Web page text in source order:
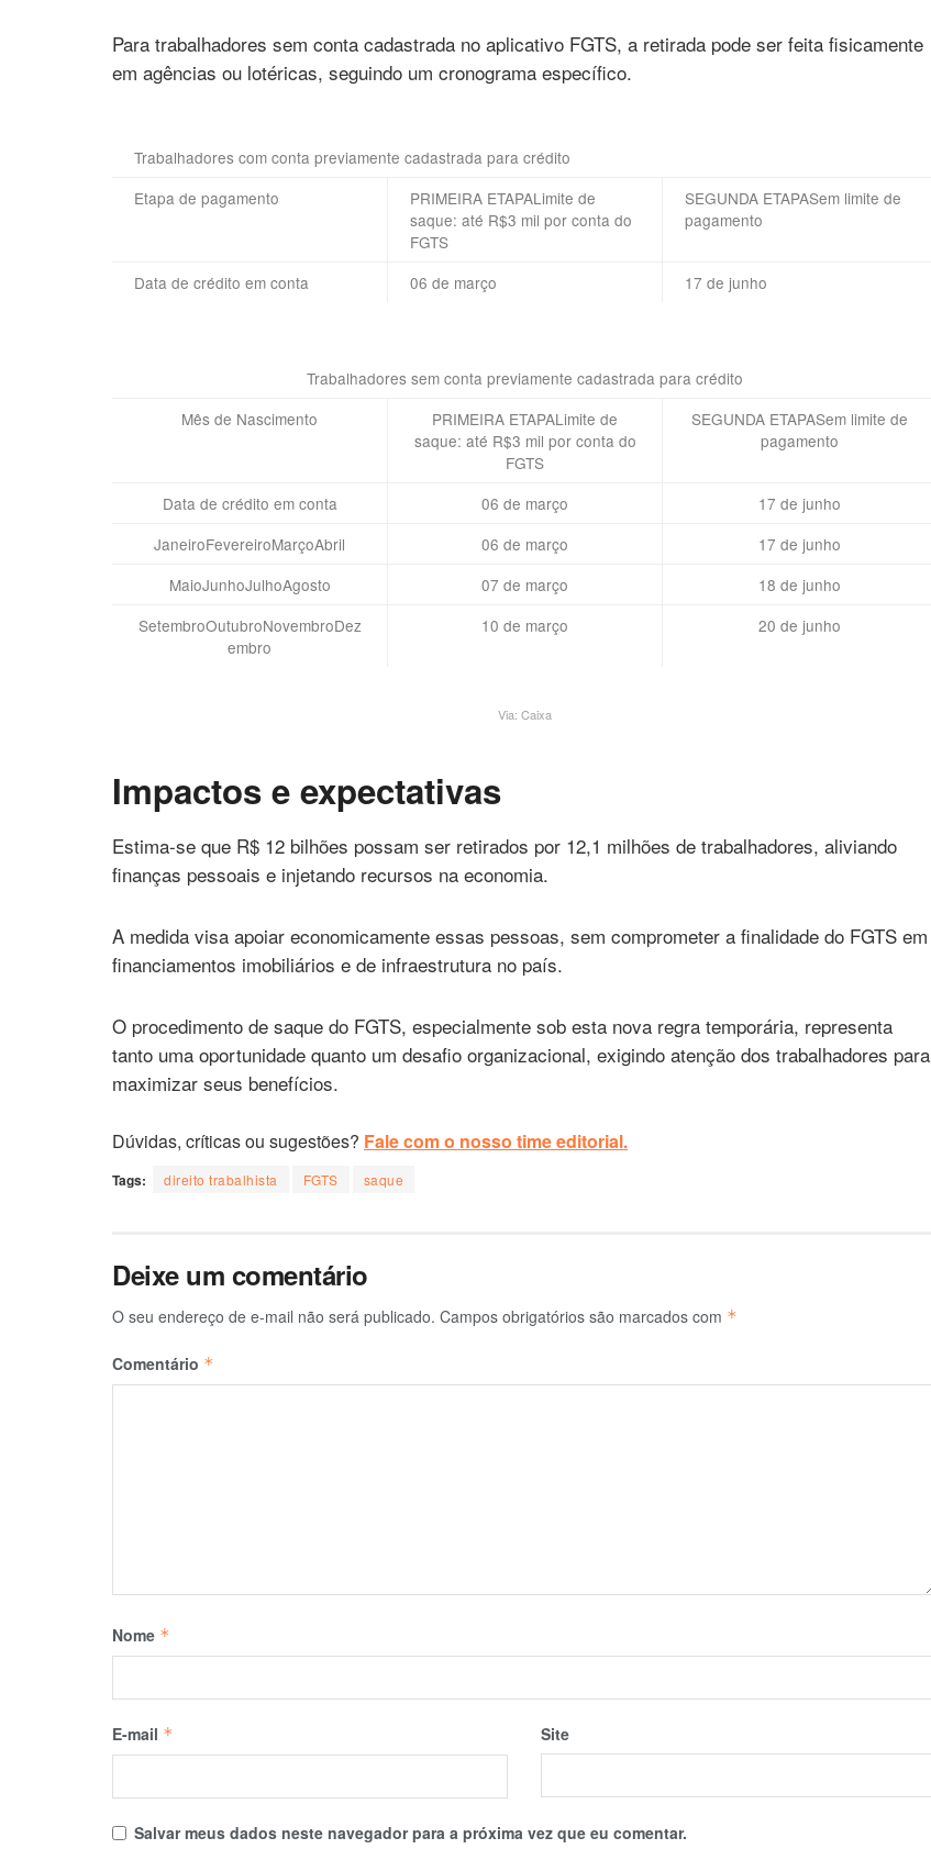
Para trabalhadores sem conta cadastrada no aplicativo FGTS, a retirada pode ser feita fisicamente
em agências ou lotéricas, seguindo um cronograma específico.
Trabalhadores com conta previamente cadastrada para crédito
Etapa de pagamento
PRIMEIRA ETAPALimite de
saque: até R$3 mil por conta do
FGTS
SEGUNDA ETAPASem limite de
pagamento
Data de crédito em conta 06 de março 17 de junho
Trabalhadores sem conta previamente cadastrada para crédito
Mês de Nascimento
PRIMEIRA ETAPALimite de
saque: até R$3 mil por conta do
FGTS
SEGUNDA ETAPASem limite de
pagamento
Data de crédito em conta 06 de março
17 de junho
JaneiroFevereiroMarçoAbril
06 de março
17 de junho
MaioJunhoJulhoAgosto
07 de março
18 de junho
SetembroOutubroNovembroDez
embro
10 de março 20 de junho
Via: Caixa
Impactos e expectativas
Estima-se que R$ 12 bilhões possam ser retirados por 12,1 milhões de trabalhadores, aliviando
finanças pessoais e injetando recursos na economia.
A medida visa apoiar economicamente essas pessoas, sem comprometer a finalidade do FGTS em
financiamentos imobiliários e de infraestrutura no país.
O procedimento de saque do FGTS, especialmente sob esta nova regra temporária, representa
tanto uma oportunidade quanto um desafio organizacional, exigindo atenção dos trabalhadores para
maximizar seus benefícios.
Dúvidas, críticas ou sugestões? Fale com o nosso time editorial.
Tags: direito trabalhista FGTS saque
Deixe um comentário
O seu endereço de e-mail não será publicado. Campos obrigatórios são marcados com *
Comentário *
Nome *
E-mail * Site
Salvar meus dados neste navegador para a próxima vez que eu comentar.